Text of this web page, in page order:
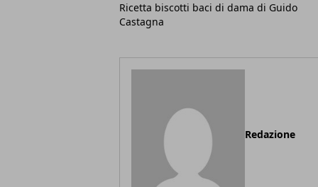
Ricetta biscotti baci di dama di Guido
Castagna
Redazione